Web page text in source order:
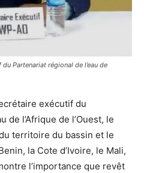
Partenariat régional de l’eau de
exécutif du
de l’Afrique de l’Ouest, le
territoire du bassin et le
la Cote d’Ivoire, le Mali,
l’importance que revêt